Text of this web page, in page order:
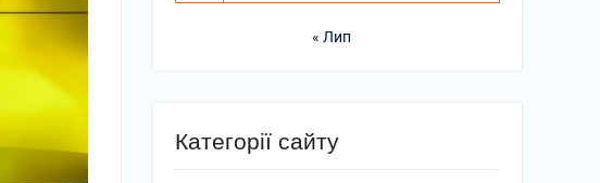
« Лип
Категорії сайту